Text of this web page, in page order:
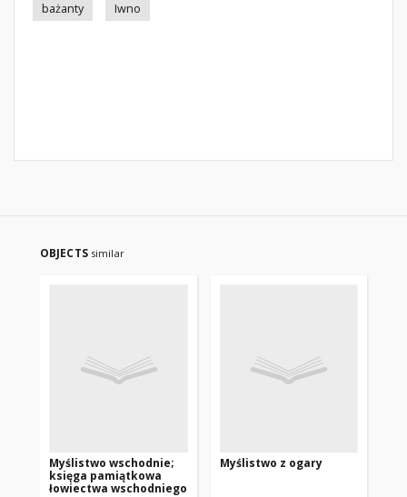
bażanty
Iwno
OBJECTS similar
Myślistwo wschodnie;
księga pamiątkowa
łowiectwa wschodniego
Myślistwo z ogary